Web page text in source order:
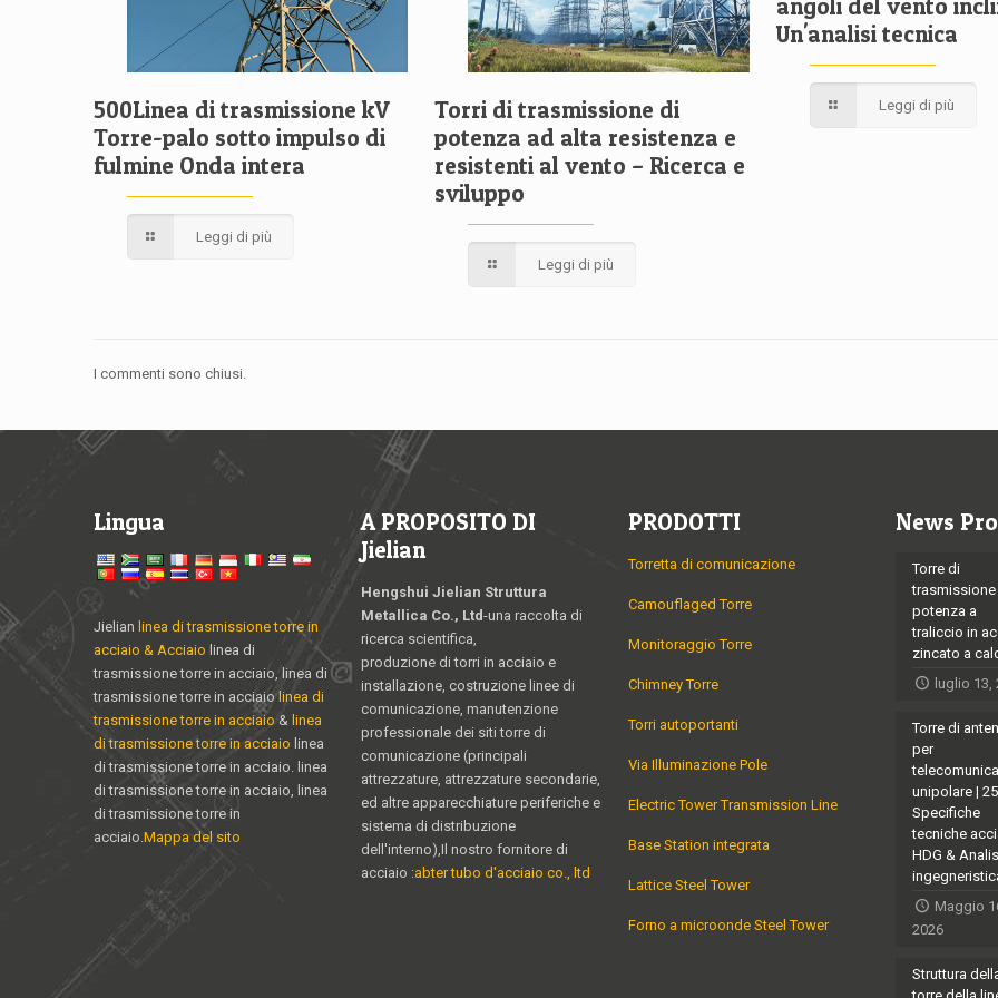
500Linea di trasmissione kV
Torre-palo sotto impulso di
fulmine Onda intera
Leggi di più
Torri di trasmissione di
potenza ad alta resistenza e
resistenti al vento – Ricerca e
sviluppo
Leggi di più
angoli del vento
Un'analisi tecnica
Leggi di più
I commenti sono chiusi.
Lingua
Jielian linea di trasmissione torre in
acciaio & Acciaio linea di
trasmissione torre in acciaio, linea di
trasmissione torre in acciaio linea di
trasmissione torre in acciaio & linea
di trasmissione torre in acciaio linea
di trasmissione torre in acciaio. linea
di trasmissione torre in acciaio, linea
di trasmissione torre in
acciaio.Mappa del sito
A PROPOSITO DI
Jielian
Hengshui Jielian Struttura
Metallica Co., Ltd-una raccolta di
ricerca scientifica,
produzione di torri in acciaio e
installazione, costruzione linee di
comunicazione, manutenzione
professionale dei siti torre di
comunicazione (principali
attrezzature, attrezzature secondarie,
ed altre apparecchiature periferiche e
sistema di distribuzione
dell'interno),Il nostro fornitore di
acciaio :abter tubo d'acciaio co., ltd
PRODOTTI
Torretta di comunicazione
Camouflaged Torre
Monitoraggio Torre
Chimney Torre
Torri autoportanti
Via Illuminazione Pole
Electric Tower Transmission Line
Base Station integrata
Lattice Steel Tower
Forno a microonde Steel Tower
News Pro
Torre di
potenza a
traliccio in
zincato a
luglio 13,
Torre di
per
unipolare |
Specifiche
tecniche
HDG &
Maggio
2026
Struttura